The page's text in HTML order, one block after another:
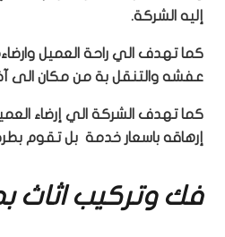
إليه الشركة.
كما تهدف الي راحة العميل
عفشه والتنقل بة من مكان الى
كما تهدف الشركة الي إرضاء
إرهاقه باسعار خدمة بل تقوم
فك وتركيب اثاث